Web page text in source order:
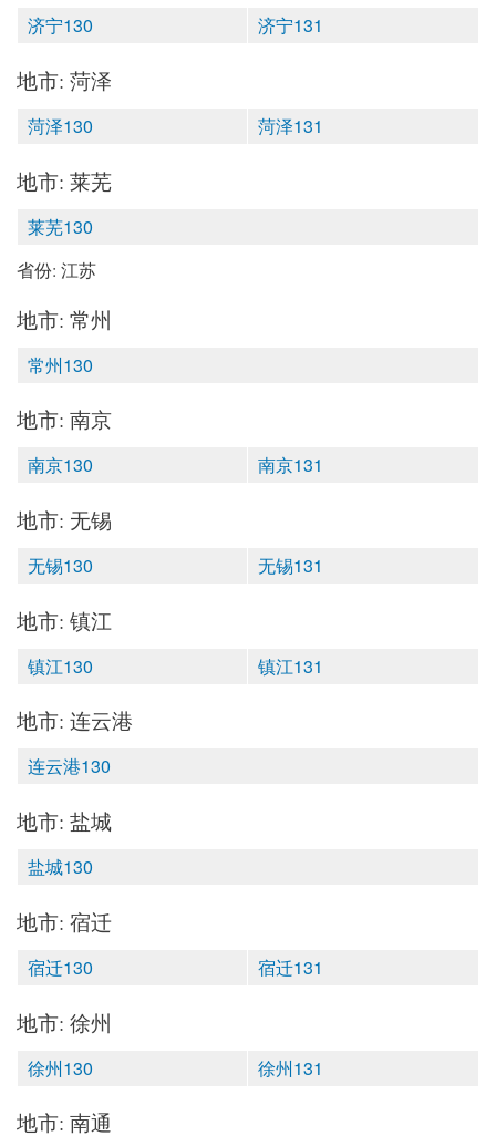
济宁130 济宁131
地市: 菏泽
菏泽130 菏泽131
地市: 莱芜
莱芜130
省份: 江苏
地市: 常州
常州130
地市: 南京
南京130 南京131
地市: 无锡
无锡130 无锡131
地市: 镇江
镇江130 镇江131
地市: 连云港
连云港130
地市: 盐城
盐城130
地市: 宿迁
宿迁130 宿迁131
地市: 徐州
徐州130 徐州131
地市: 南通